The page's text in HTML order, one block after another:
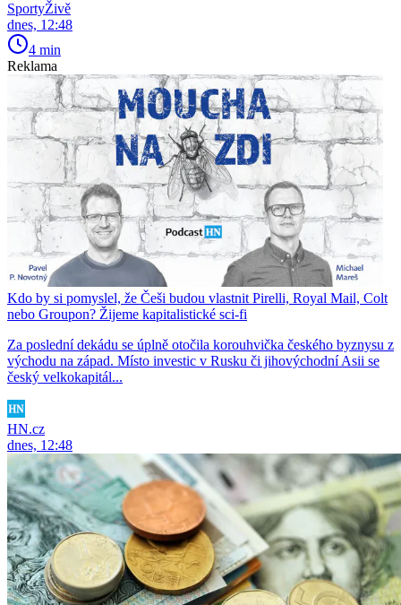
SportyŽivě
dnes, 12:48
4 min
Reklama
Kdo by si pomyslel, že Češi budou vlastnit Pirelli, Royal Mail, Colt
nebo Groupon? Žijeme kapitalistické sci-fi
Za poslední dekádu se úplně otočila korouhvička českého byznysu z
východu na západ. Místo investic v Rusku či jihovýchodní Asii se
český velkokapitál...
HN.cz
dnes, 12:48